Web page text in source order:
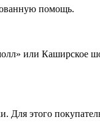
помощь.
или Каширское
Для этого